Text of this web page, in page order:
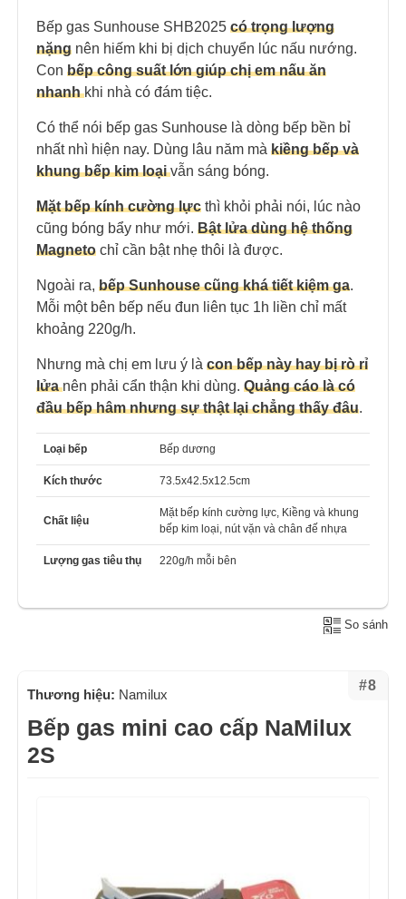
Bếp gas Sunhouse SHB2025 có trọng lượng
nặng nên hiếm khi bị dịch chuyển lúc nấu nướng.
Con bếp công suất lớn giúp chị em nấu ăn
nhanh khi nhà có đám tiệc.
Có thể nói bếp gas Sunhouse là dòng bếp bền bỉ
nhất nhì hiện nay. Dùng lâu năm mà kiềng bếp và
khung bếp kim loại vẫn sáng bóng.
Mặt bếp kính cường lực thì khỏi phải nói, lúc nào
cũng bóng bẩy như mới. Bật lửa dùng hệ thống
Magneto chỉ cần bật nhẹ thôi là được.
Ngoài ra, bếp Sunhouse cũng khá tiết kiệm ga.
Mỗi một bên bếp nếu đun liên tục 1h liền chỉ mất
khoảng 220g/h.
Nhưng mà chị em lưu ý là con bếp này hay bị rò rỉ
lửa nên phải cẩn thận khi dùng. Quảng cáo là có
đầu bếp hâm nhưng sự thật lại chẳng thấy đâu.
Loại bếp Bếp dương
Kích thước 73.5x42.5x12.5cm
Chất liệu
Mặt bếp kính cường lực, Kiềng và khung
bếp kim loại, nút vặn và chân đế nhựa
Lượng gas tiêu thụ 220g/h mỗi bên
So sánh
#8
Thương hiệu: Namilux
Bếp gas mini cao cấp NaMilux
2S